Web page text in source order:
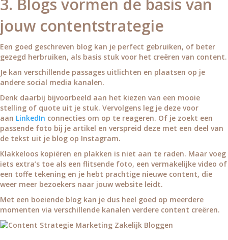
3. Blogs vormen de basis van
jouw contentstrategie
Een goed geschreven blog kan je perfect gebruiken, of beter
gezegd herbruiken, als basis stuk voor het creëren van content.
Je kan verschillende passages uitlichten en plaatsen op je
andere social media kanalen.
Denk daarbij bijvoorbeeld aan het kiezen van een mooie
stelling of quote uit je stuk. Vervolgens leg je deze voor
aan LinkedIn connecties om op te reageren. Of je zoekt een
passende foto bij je artikel en verspreid deze met een deel van
de tekst uit je blog op Instagram.
Klakkeloos kopiëren en plakken is niet aan te raden. Maar voeg
iets extra’s toe als een flitsende foto, een vermakelijke video of
een toffe tekening en je hebt prachtige nieuwe content, die
weer meer bezoekers naar jouw website leidt.
Met een boeiende blog kan je dus heel goed op meerdere
momenten via verschillende kanalen verdere content creëren.